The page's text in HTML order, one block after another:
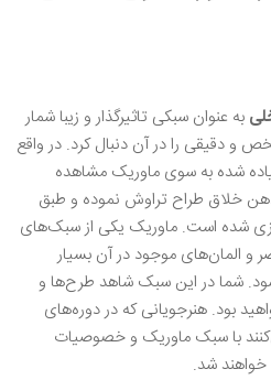
به عنوان سبکی تاثیرگذار و زیبا شمار
و دقیقی را در آن دنبال کرد. در واقع
شده به سوی ماوریک مشاهده
خلاق طراح تراوش نموده و طبق
شده است. ماوریک یکی از سبک‌های
و المان‌های موجود در آن بسیار
شما در این سبک شاهد طرح‌ها و
بود. هنرجویانی که در دوره‌های
با سبک ماوریک و خصوصیات
خواهند شد.